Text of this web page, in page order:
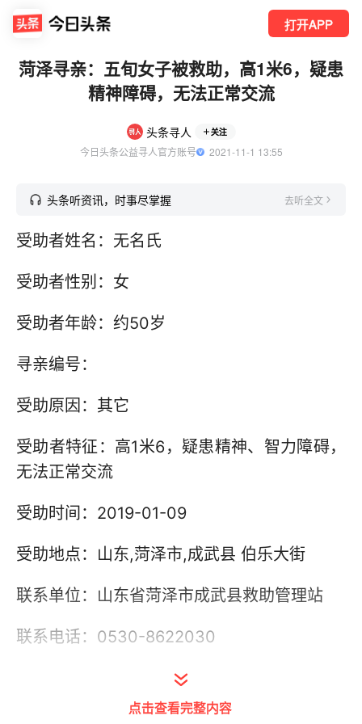
打开APP
菏泽寻亲：五旬女子被救助，高1米6，疑患
精神障碍，无法正常交流
头条寻人 关注
今日头条公益寻人官方账号
  2021-11-1 13:55
头条听资讯，时事尽掌握 去听全文
受助者姓名：无名氏
受助者性别：女
受助者年龄：约50岁
寻亲编号：
受助原因：其它
受助者特征：高1米6，疑患精神、智力障碍，
无法正常交流
受助时间：2019-01-09
受助地点：山东,菏泽市,成武县 伯乐大街
联系单位：山东省菏泽市成武县救助管理站
联系电话：0530-8622030
点击查看完整内容